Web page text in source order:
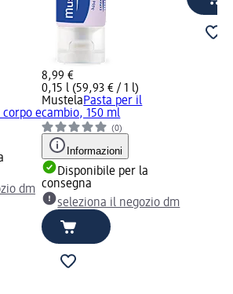
e
dm
8,99 €
0,15 l (59,93 € / 1 l)
MustelaPasta per il
cambio, 150 ml
(0)
Informazioni
Disponibile per la
consegna
seleziona il negozio dm